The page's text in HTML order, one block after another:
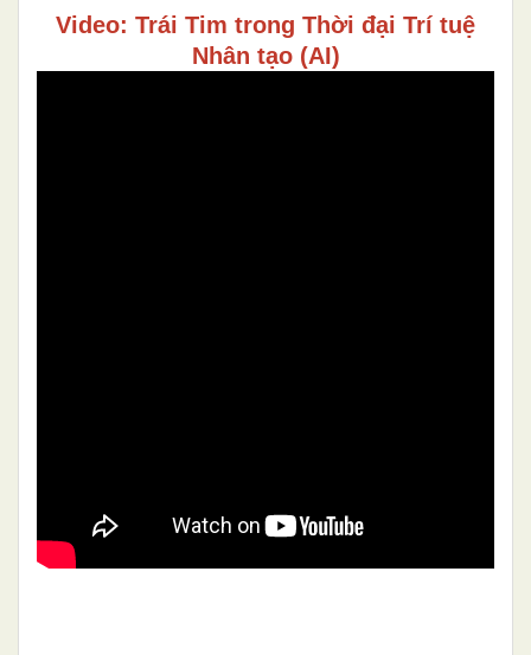
Video: Trái Tim trong Thời đại Trí tuệ
Nhân tạo (AI)